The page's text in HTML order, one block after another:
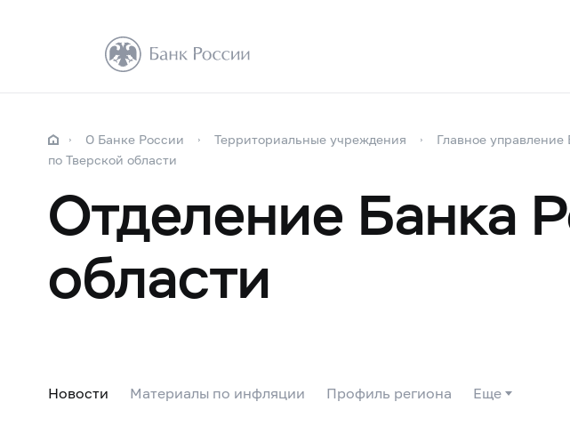
О Банке России Территориальные учреждения Главное
по Тверской области
Отделение Банка
области
Новости Материалы по инфляции Профиль региона Еще